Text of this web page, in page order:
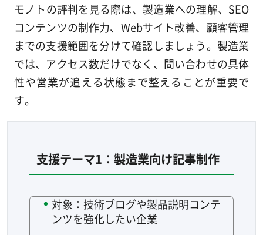
モノトの評判を見る際は、製造業への理解、SEO
コンテンツの制作力、Webサイト改善、顧客管理
までの支援範囲を分けて確認しましょう。製造業
では、アクセス数だけでなく、問い合わせの具体
性や営業が追える状態まで整えることが重要で
す。
支援テーマ1：製造業向け記事制作
対象：技術ブログや製品説明コンテ
ンツを強化したい企業